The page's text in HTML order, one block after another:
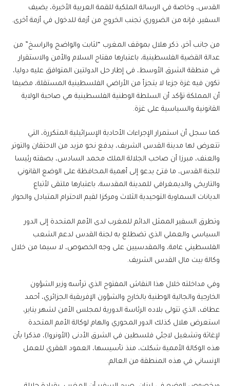
القدس، وخاصة في الرسالة الملكية للقمة العربية الأخيرة، يضيف
السفير، فإنه من الضروري تجنب الخروج من أزمة للدخول في أزمة أخرى.
من جانب آخر، ذكر هلال بموقف المغرب “لثابت والواضح والراسخ” من
عدالة القضية الفلسطينية، باعتبارها مفتاح السلام والأمن والاستقرار
في منطقة الشرق الأوسط، في إطار حل الدولتين المتوافق عليه دوليا،
تكون فيه غزة جزءا لا يتجزأ من الأراضي الفلسطينية المستقلة، مضيفا
أن المملكة تؤكد أن السلطة الوطنية الفلسطينية هي صاحبة الولاية
القانونية والسياسية على غزة.
كما سجل أن استمرار الإجراءات الأحادية الإسرائيلية المتكررة، التي
تتعرض لها مدينة القدس الشريف، يدفع نحو مزيد من الاحتقان والتوتر
والعنف، مبرزا أن صاحب الجلالة الملك محمد السادس، بصفته رئيسا
للجنة القدس، ما فتئ يدعو إلى أهمية المحافظة على الوضع القانوني
والتاريخي والديمغرافي للمدينة المقدسة، باعتبارها ملتقى لأتباع
الديانات السماوية التوحيدية الثلاث ومركزا لقيم الاحترام المتبادل والحوار.
وتطرق السفير الممثل الدائم للمغرب لدى الأمم المتحدة إلى الدور
السياسي والعملي الذي تضطلع به لجنة القدس لدعم الشعب
الفلسطيني عامة، والمقدسيين على وجه الخصوص، لا سيما من خلال
وكالة بيت مال القدس الشريف.
وفي مداخلته خلال هذا النقاش المفتوح الذي ترأسه وزير الشؤون
الخارجية والجالية الوطنية بالخارج والشؤون الإفريقية الجزائري، أحمد
عطاف، الذي تتولى بلاده الرئاسة الدورية لمجلس الأمن لشهر يناير،
استعرض هلال كذلك الدور المحوري والهام لوكالة الأمم المتحدة
لإغاثة وتشغيل لاجئي فلسطين في الشرق الأدنى (الأونروا)، مذكرا بأن
هذه الوكالة الأممية شكلت، منذ تأسيسها، العمود الفقري للعمل
الإنساني في هذه المنطقة من العالم.